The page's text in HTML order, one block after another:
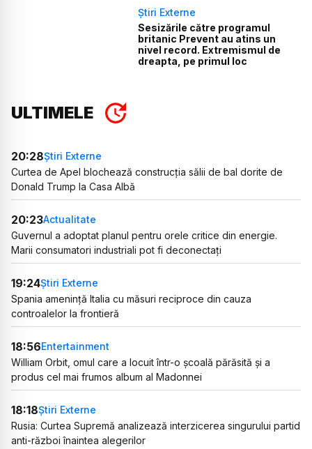
Știri Externe
Sesizările către programul
britanic Prevent au atins un
nivel record. Extremismul de
dreapta, pe primul loc
ULTIMELE
20:28Știri Externe
Curtea de Apel blochează construcția sălii de bal dorite de
Donald Trump la Casa Albă
20:23Actualitate
Guvernul a adoptat planul pentru orele critice din energie.
Marii consumatori industriali pot fi deconectați
19:24Știri Externe
Spania amenință Italia cu măsuri reciproce din cauza
controalelor la frontieră
18:56Entertainment
William Orbit, omul care a locuit într-o școală părăsită și a
produs cel mai frumos album al Madonnei
18:18Știri Externe
Rusia: Curtea Supremă analizează interzicerea singurului partid
anti-război înaintea alegerilor